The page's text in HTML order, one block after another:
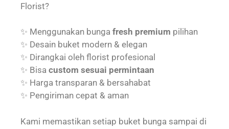
Florist?
✨ Menggunakan bunga fresh premium pilihan
✨ Desain buket modern & elegan
✨ Dirangkai oleh florist profesional
✨ Bisa custom sesuai permintaan
✨ Harga transparan & bersahabat
✨ Pengiriman cepat & aman
Kami memastikan setiap buket bunga sampai di